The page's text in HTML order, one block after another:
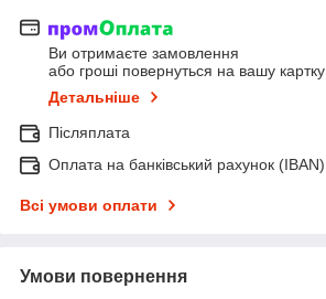
Ви отримаєте замовлення
або гроші повернуться на вашу картку
Детальніше
Післяплата
Оплата на банківський рахунок (IBAN)
Всі умови оплати
Умови повернення